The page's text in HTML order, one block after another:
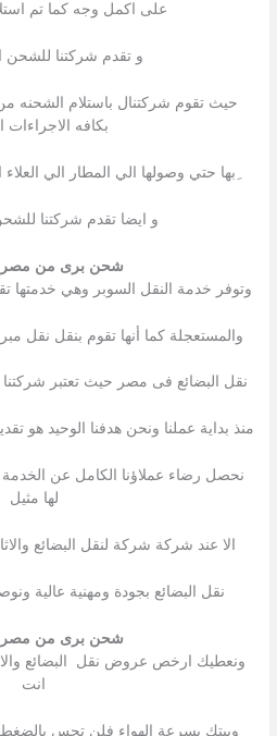
على اكمل وجه كما تم
و تقدم شركتنا للشحن
حيث تقوم شركتنال باستلام الشحنه
بكافه الاجراءات
ِبها حتي وصولها الي المطار الي
و ايضا تقدم شركتنا
شحن برى من مصر
وتوفر خدمة النقل السوبر وهي خدمتها
والمستعجلة كما أنها تقوم بنقل نقل
نقل البضائع فى مصر حيث تعتبر
منذ بداية عملنا ونحن هدفنا الوحيد هو
نحصل رضاء عملاؤنا الكامل عن
لها مثيل
الا عند شركة شركة لنقل البضائع
نقل البضائع بجودة ومهنية عالية
شحن برى من مصر
ونعطيك ارخص عروض نقل البضائع
انت
وبيتك بسرعة الهواء فلن تحس بالضغط